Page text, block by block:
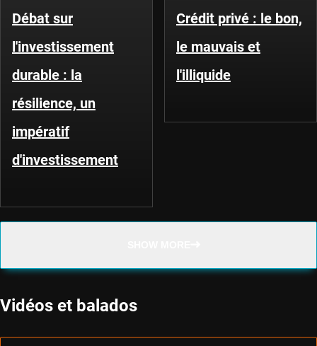
Débat sur
l'investissement
durable : la
résilience, un
impératif
d'investissement
Crédit privé : le bon,
le mauvais et
l'illiquide
Vidéos et balados